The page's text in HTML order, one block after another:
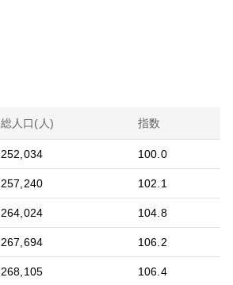
総人口(人) 指数
252,034 100.0
257,240 102.1
264,024 104.8
267,694 106.2
268,105 106.4